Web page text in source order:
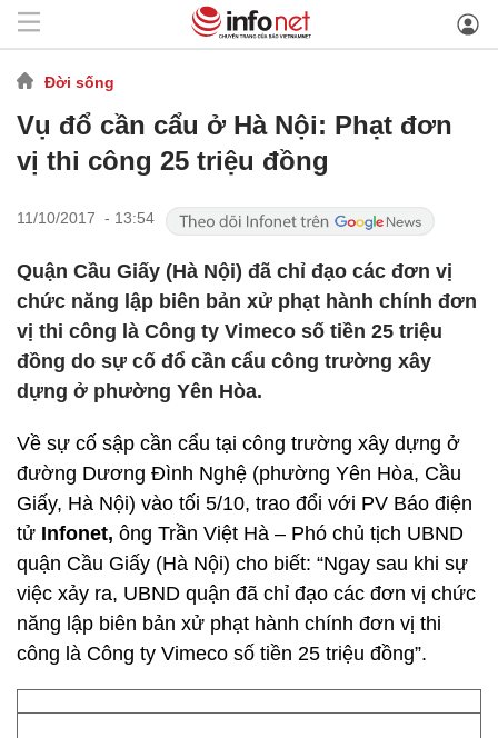
Đời sống
Vụ đổ cần cẩu ở Hà Nội: Phạt đơn
vị thi công 25 triệu đồng
11/10/2017 - 13:54
Quận Cầu Giấy (Hà Nội) đã chỉ đạo các đơn vị
chức năng lập biên bản xử phạt hành chính đơn
vị thi công là Công ty Vimeco số tiền 25 triệu
đồng do sự cố đổ cần cẩu công trường xây
dựng ở phường Yên Hòa.
Về sự cố sập cần cẩu tại công trường xây dựng ở
đường Dương Đình Nghệ (phường Yên Hòa, Cầu
Giấy, Hà Nội) vào tối 5/10, trao đổi với PV Báo điện
tử Infonet, ông Trần Việt Hà – Phó chủ tịch UBND
quận Cầu Giấy (Hà Nội) cho biết: “Ngay sau khi sự
việc xảy ra, UBND quận đã chỉ đạo các đơn vị chức
năng lập biên bản xử phạt hành chính đơn vị thi
công là Công ty Vimeco số tiền 25 triệu đồng”.